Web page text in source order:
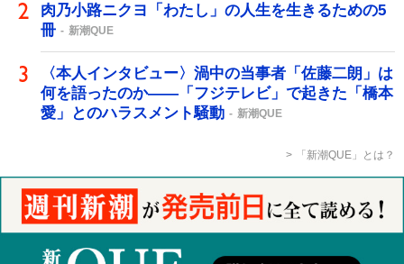
肉乃小路ニクヨ「わたし」の人生を生きるための5
冊
新潮QUE
〈本人インタビュー〉渦中の当事者「佐藤二朗」は
何を語ったのか――「フジテレビ」で起きた「橋本
愛」とのハラスメント騒動
新潮QUE
「新潮QUE」とは？